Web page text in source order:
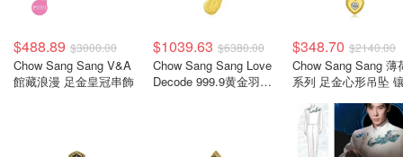
$488.89 $3000.00
Chow Sang Sang V&A
館藏浪漫 足金皇冠串飾
$1039.63 $6380.00
Chow Sang Sang Love
Decode 999.9黄金羽毛
$348.70 $2140.00
Chow Sang Sang 薄
系列 足金心形吊坠